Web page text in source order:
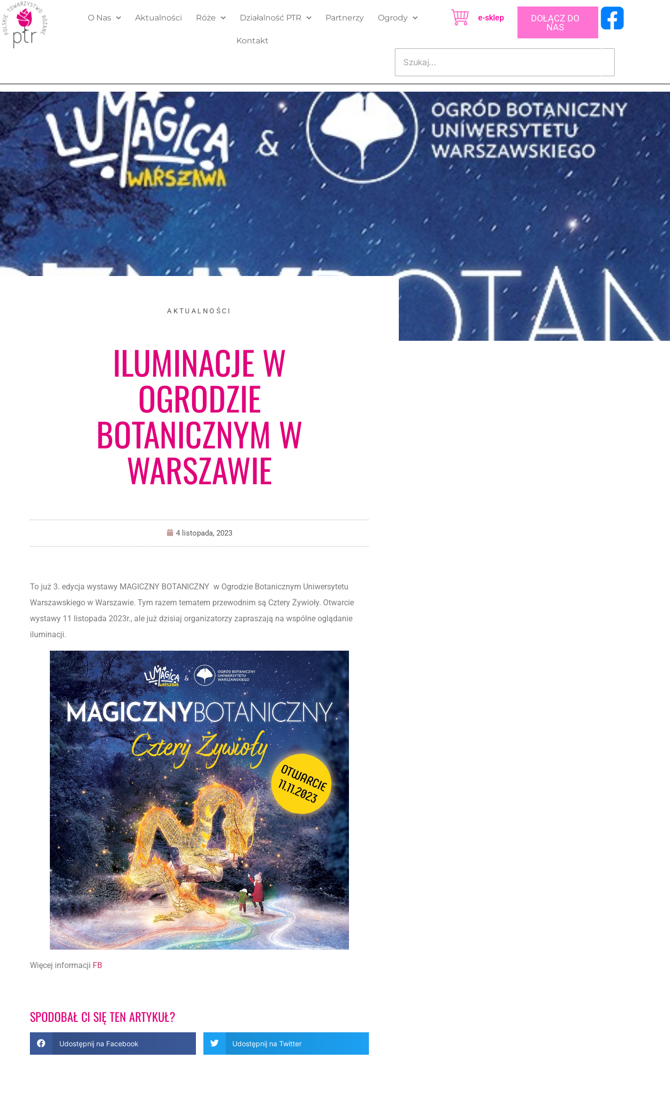
O Nas Aktualności Róże Działalność PTR Partnerzy Ogrody
Kontakt
e-sklep
DOŁĄCZ DO
NAS
AKTUALNOŚCI
ILUMINACJE W
OGRODZIE
BOTANICZNYM W
WARSZAWIE
4 listopada, 2023
To już 3. edycja wystawy MAGICZNY BOTANICZNY w Ogrodzie Botanicznym Uniwersytetu
Warszawskiego w Warszawie. Tym razem tematem przewodnim są Cztery Żywioły. Otwarcie
wystawy 11 listopada 2023r., ale już dzisiaj organizatorzy zapraszają na wspólne oglądanie
iluminacji.
Więcej informacji FB
SPODOBAŁ CI SIĘ TEN ARTYKUŁ?
Udostępnij na Facebook Udostępnij na Twitter